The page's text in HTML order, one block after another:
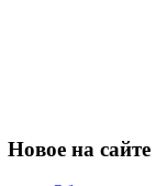
Новое на сайте